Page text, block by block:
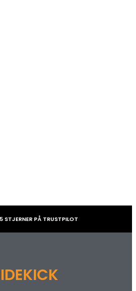
STJERNER PÅ TRUSTPILOT